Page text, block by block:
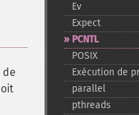
de
Ev
Expect
PCNTL
POSIX
Exécution de
parallel
pthreads